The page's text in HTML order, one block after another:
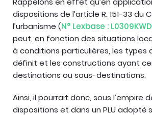
dispositions de l’article R. 151-33 du
l’urbanisme (N° Lexbase : L0309KWD
peut, en fonction des situations
à conditions particulières, les types
définit et les constructions ayant
destinations ou sous-destinations.
Ainsi, il pourrait donc, sous l’empire
dispositions et dans un PLU adopté